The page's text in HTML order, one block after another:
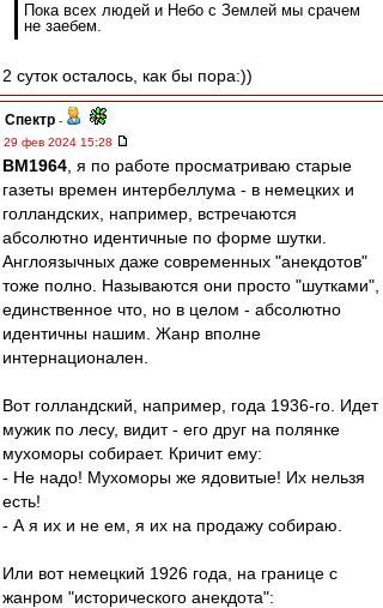
Пока всех людей и Небо с Землей мы срачем
не заебем.
2 суток осталось, как бы пора:))
Спектр -
29 фев 2024 15:28
BM1964 , я по работе просматриваю старые
газеты времен интербеллума - в немецких и
голландских, например, встречаются
абсолютно идентичные по форме шутки.
Англоязычных даже современных "анекдотов"
тоже полно. Называются они просто "шутками",
единственное что, но в целом - абсолютно
идентичны нашим. Жанр вполне
интернационален.
Вот голландский, например, года 1936-го. Идет
мужик по лесу, видит - его друг на полянке
мухоморы собирает. Кричит ему:
- Не надо! Мухоморы же ядовитые! Их нельзя
есть!
- А я их и не ем, я их на продажу собираю.
Или вот немецкий 1926 года, на границе с
жанром "исторического анекдота":